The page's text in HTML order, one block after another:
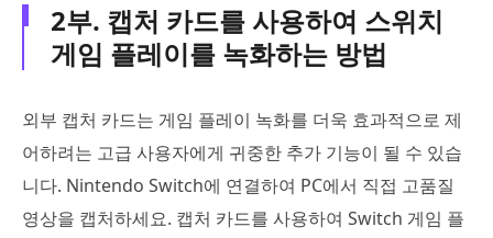
2부. 캡처 카드를 사용하여 스위치
게임 플레이를 녹화하는 방법
외부 캡처 카드는 게임 플레이 녹화를 더욱 효과적으로 제
어하려는 고급 사용자에게 귀중한 추가 기능이 될 수 있습
니다. Nintendo Switch에 연결하여 PC에서 직접 고품질
영상을 캡처하세요. 캡처 카드를 사용하여 Switch 게임 플